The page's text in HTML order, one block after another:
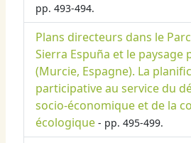
pp. 493-494.
Plans directeurs dans le
Sierra Espuña et le paysage
(Murcie, Espagne). La
participative au service du
socio-économique et de la
écologique - pp. 495-499.